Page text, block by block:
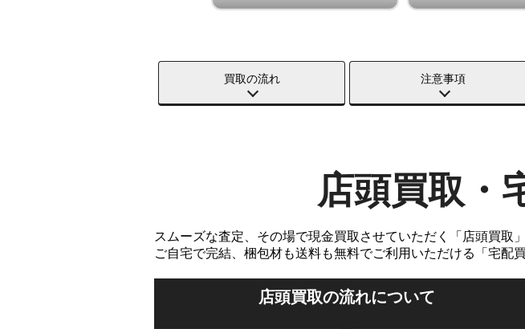
買取の流れ 注意事項
店頭買取・
スムーズな査定、その場で現金買取させていただく「店頭買取」
ご自宅で完結、梱包材も送料も無料でご利用いただける「宅配
店頭買取の流れについて